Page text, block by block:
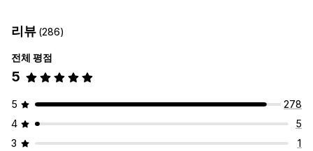
스캔
SKU 관리
자동 생성
대량 생성
레이블 인쇄
자동 인쇄 대량 인쇄 사용자 지정 템플릿 사용자 지정 요소
리뷰 (286)
전체 평점
5
5
278
4
5
3
1